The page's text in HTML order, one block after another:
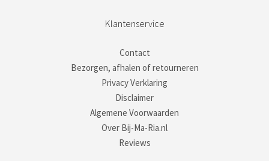
Klantenservice
Contact
Bezorgen, afhalen of retourneren
Privacy Verklaring
Disclaimer
Algemene Voorwaarden
Over Bij-Ma-Ria.nl
Reviews